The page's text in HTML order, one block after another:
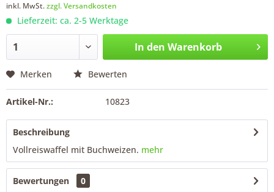
inkl. MwSt.zzgl. Versandkosten
Lieferzeit: ca. 2-5 Werktage
In den Warenkorb
Merken Bewerten
Artikel-Nr.: 10823
Beschreibung
Vollreiswaffel mit Buchweizen. mehr
Bewertungen
0